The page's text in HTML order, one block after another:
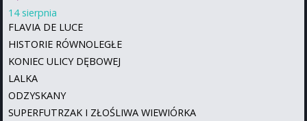
14 sierpnia
FLAVIA DE LUCE
HISTORIE RÓWNOLEGŁE
KONIEC ULICY DĘBOWEJ
LALKA
ODZYSKANY
SUPERFUTRZAK I ZŁOŚLIWA WIEWIÓRKA